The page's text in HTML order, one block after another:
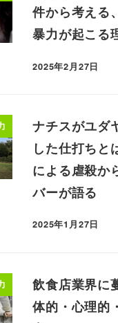
件から考える
暴力が起こる
2025年2月27日
ナチスがユダ
した仕打ちと
による虐殺か
バーが語る
2025年1月27日
飲食店業界に
体的・心理的